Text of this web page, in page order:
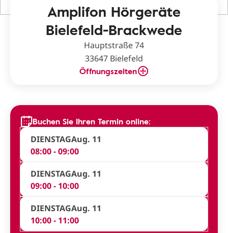
Amplifon Hörgeräte
Bielefeld-Brackwede
Hauptstraße 74
33647 Bielefeld
Öffnungszeiten
Buchen Sie Ihren Termin online:
DIENSTAGAug. 11
08:00 - 09:00
DIENSTAGAug. 11
09:00 - 10:00
DIENSTAGAug. 11
10:00 - 11:00